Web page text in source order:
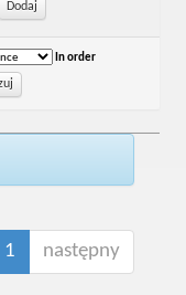
In order
1 następny